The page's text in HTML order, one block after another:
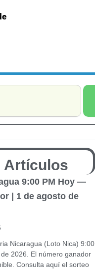
Artículos
9:00 PM Hoy —
| 1 de agosto de
Nicaragua (Loto Nica) 9:00
2026. El número ganador
Consulta aquí el sorteo